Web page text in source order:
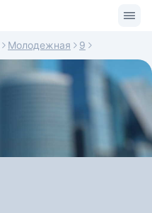
Молодежная 9